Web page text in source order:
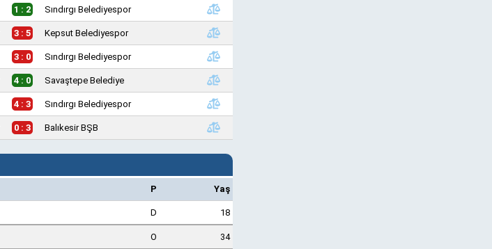
1 : 2 Sındırgı Belediyespor
3 : 5 Kepsut Belediyespor
3 : 0 Sındırgı Belediyespor
4 : 0 Savaştepe Belediye
4 : 3 Sındırgı Belediyespor
0 : 3 Balıkesir BŞB
P Yaş
D 18
O 34